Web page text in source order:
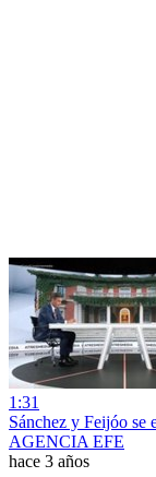
1:31
Sánchez y Feijóo se
AGENCIA EFE
hace 3 años